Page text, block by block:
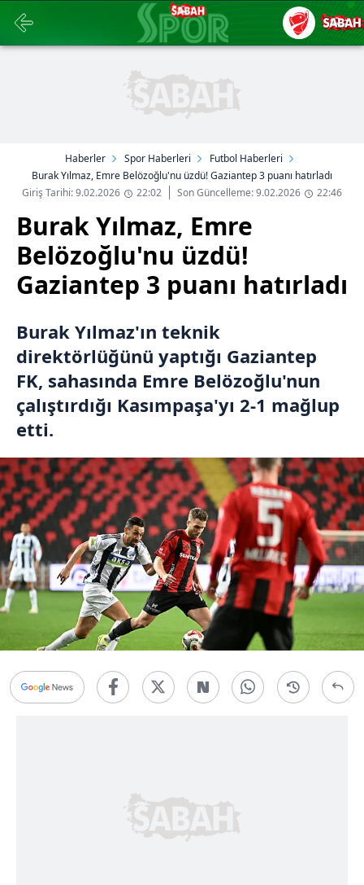
Haberler Spor Haberleri
Futbol Haberleri
Burak Yılmaz, Emre Belözoğlu'nu üzdü! Gaziantep 3 puanı hatırladı
Giriş Tarihi: 9.02.2026
22:02 Son Güncelleme: 9.02.2026 22:46
Burak Yılmaz, Emre
Belözoğlu'nu üzdü!
Gaziantep 3 puanı hatırladı
Burak Yılmaz'ın teknik
direktörlüğünü yaptığı Gaziantep
FK, sahasında Emre Belözoğlu'nun
çalıştırdığı Kasımpaşa'yı 2-1 mağlup
etti.